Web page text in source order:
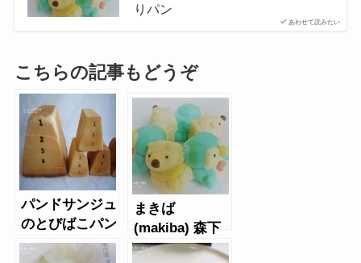
あわせて読みたい
りパン
こちらの記事もどうぞ
パンドサンジュ
のとびばこパン
まきば
(makiba) 森下
ぷりん研究所の